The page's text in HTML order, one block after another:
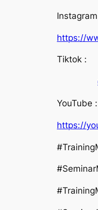
https://
Tiktok :
YouTube :
https://